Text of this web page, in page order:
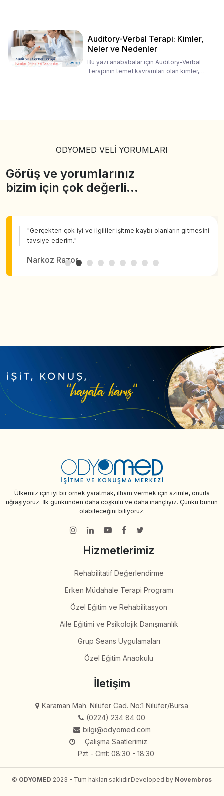
Auditory-Verbal Terapi: Kimler,
Neler ve Nedenler
Bu yazı anababalar için Auditory-Verbal
Terapinin temel kavramları olan kimler,
ODYOMED VELİ YORUMLARI
Görüş ve yorumlarınız
bizim için çok değerli…
"Gerçekten çok iyi ve ilgililer işitme kaybı olanların gitmesini
tavsiye ederim."
Narkoz Razor
Ülkemiz için iyi bir örnek yaratmak, ilham vermek için azimle, onurla
uğraşıyoruz. İlk günkünden daha coşkulu ve daha inançlıyız. Çünkü bunun
olabileceğini biliyoruz.
Hizmetlerimiz
Rehabilitatif Değerlendirme
Erken Müdahale Terapi Programı
Özel Eğitim ve Rehabilitasyon
Aile Eğitimi ve Psikolojik Danışmanlık
Grup Seans Uygulamaları
Özel Eğitim Anaokulu
İletişim
Karaman Mah. Nilüfer Cad. No:1 Nilüfer/Bursa
(0224) 234 84 00
bilgi@odyomed.com
Çalışma Saatlerimiz
Pzt - Cmt: 08:30 - 18:30
© ODYOMED 2023 - Tüm hakları saklıdır.Developed by Novembros